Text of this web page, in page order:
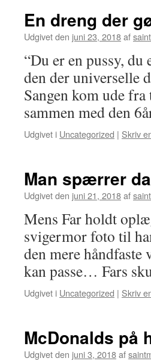
En dreng der
Udgivet den juni 23, 2018af
“Du er en pussy,
den der universelle
Sangen kom ude
sammen med den
Udgivet i Uncategorized | Skriv
Man spærrer
Udgivet den juni 21, 2018af
Mens Far holdt
svigermor foto til
den mere håndfaste
kan passe… Fars
Udgivet i Uncategorized | Skriv
McDonalds på
Udgivet den juni 3, 2018af